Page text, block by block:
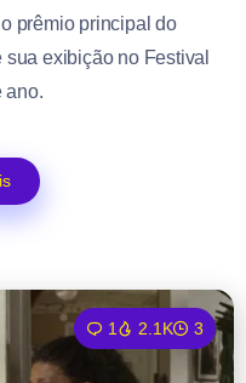
prêmio principal do
exibição no Festival
ano.
1 2.1K 3